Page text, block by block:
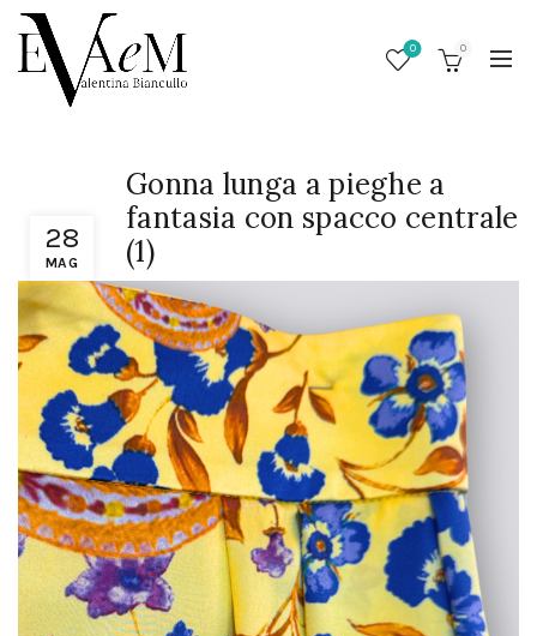
0 0
28
MAG
Gonna lunga a pieghe a
fantasia con spacco centrale
(1)